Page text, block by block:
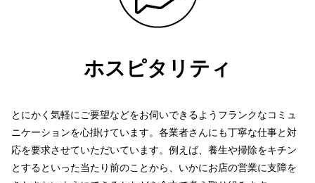
ホスピタリティ
とにかく気軽にご要望などをお伺いできるようフランクなコミュ
ニケーションを心掛けています。各業者さんにも丁寧な仕事と対
応を要求させていただいています。 例えば、養生や掃除をキチン
とするといった当たり前のことから、いかにお店の営業に支障を